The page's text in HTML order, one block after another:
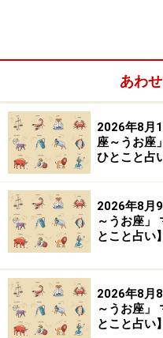
◇おひつじ座（3月
あわ
2026年8月
座～うお座
ひとこと占
2026年8月
～うお座」
とこと占い】
2026年8月
～うお座」
とこと占い】